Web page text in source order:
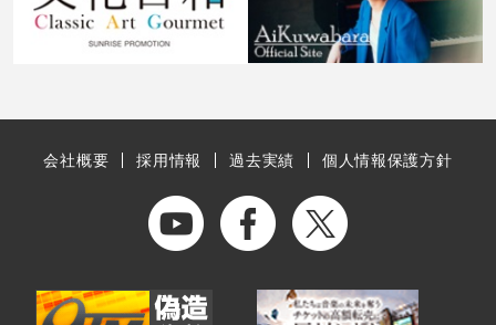
会社概要 採用情報 過去実績 個人情報保護方針